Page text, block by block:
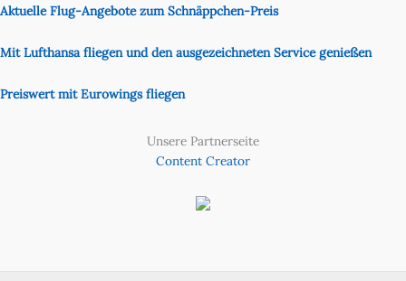
Aktuelle Flug-Angebote zum Schnäppchen-Preis
Mit Lufthansa fliegen und den ausgezeichneten Service genießen
Preiswert mit Eurowings fliegen
Unsere Partnerseite
Content Creator